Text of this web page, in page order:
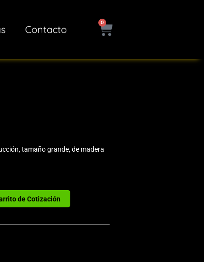
Contacto
0
Cart
tamaño grande, de madera
de Cotización